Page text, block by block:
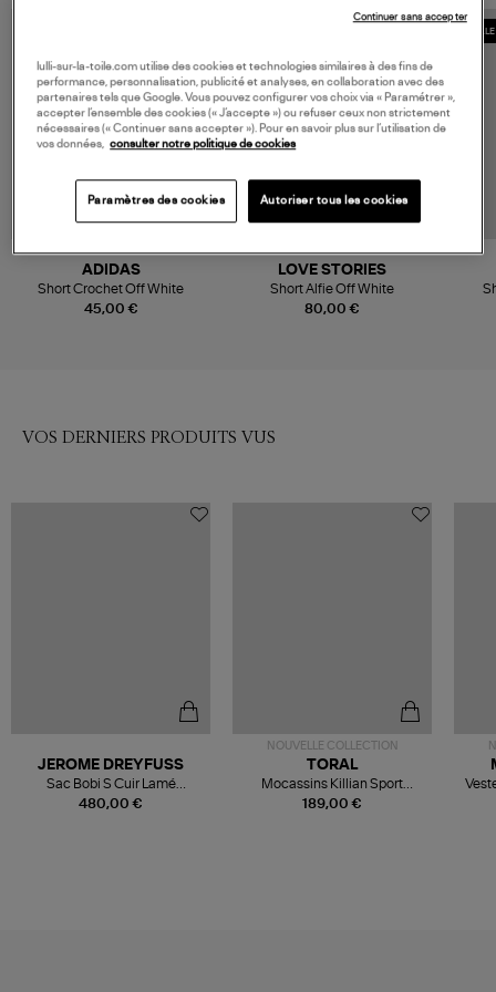
45,00 €
ADIDAS
Short Crochet Off White
80,00 €
LOVE STORIES
Short Alfie Off White
VOS DERNIERS PRODUITS VUS
480,00 €
JEROME DREYFUSS
Sac Bobi S Cuir Lamé
Champagne
NOUVELLE COLLECTION
189,00 €
TORAL
Mocassins Killian Sport
Mousse
lulli-sur-la-toile.com utilise des cookies et technologies similaires à des fins de
performance, personnalisation, publicité et analyses, en collaboration avec des
partenaires tels que Google. Vous pouvez configurer vos choix via « Paramétrer »,
accepter l’ensemble des cookies (« J’accepte ») ou refuser ceux non strictement
nécessaires (« Continuer sans accepter »). Pour en savoir plus sur l’utilisation de
vos données, consulter notre politique de cookies
Paramètres des cookies Autoriser tous les cookies
Continuer sans accepter